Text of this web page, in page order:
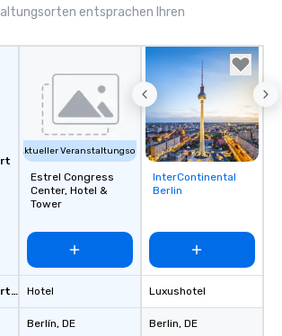
entsprachen Ihren
Veranstaltungsortstyp
Aktueller Veranstaltungsort
Estrel Congress
Center, Hotel &
Tower
Hotel
Berlín, DE
Removed from
favorites
InterContinental
Berlin
Luxushotel
Berlin, DE